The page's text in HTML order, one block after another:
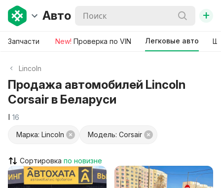
Авто +
Запчасти New! Проверка по VIN Легковые авто
Lincoln
Продажа автомобилей Lincoln
Corsair в Беларуси
I 16
Марка: Lincoln Модель: Corsair
Сортировка